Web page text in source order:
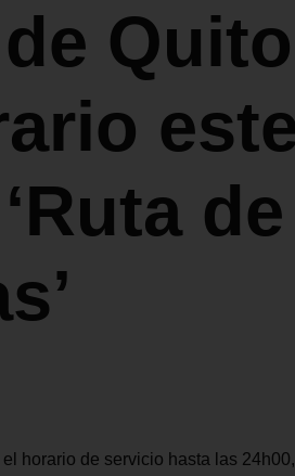
horario de servicio hasta las